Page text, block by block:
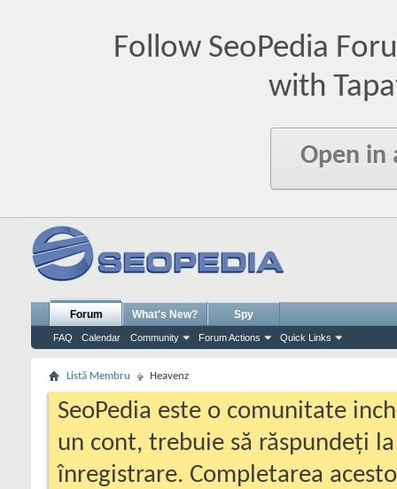
Follow SeoPedia
with
Open in
Forum
FAQ Calendar Community Forum Actions Quick Links
What's New? Spy
Listă Membru Heavenz
SeoPedia este o comunitate
un cont, trebuie să răspundeți
înregistrare. Completarea